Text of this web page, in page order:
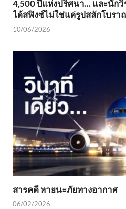
4,500 ปีแห่งปริศนา… และนัก
ได้สฟิงซ์ไม่ใช่แค่รูปสลักโบรา
10/06/2026
สารคดี หายนะภัยทางอากาศ
06/02/2026